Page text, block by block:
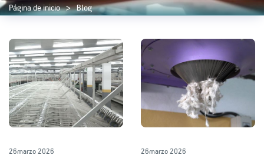
Página de inicio Blog
26marzo 2026 26marzo 2026